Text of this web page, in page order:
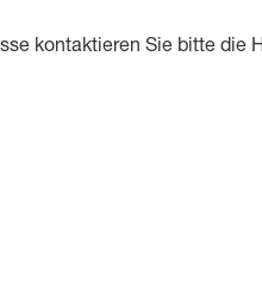
kontaktieren Sie bitte die